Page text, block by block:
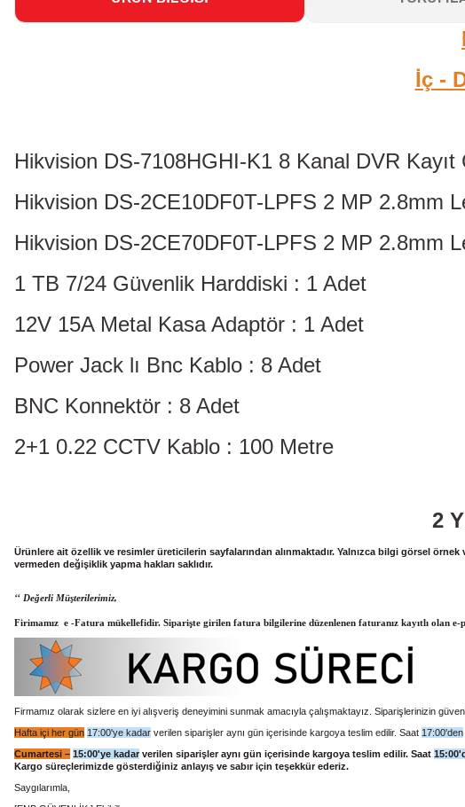
İç -
Hikvision DS-7108HGHI-K1 8 Kanal DVR Kayıt
Hikvision DS-2CE10DF0T-LPFS 2 MP 2.8mm
Hikvision DS-2CE70DF0T-LPFS 2 MP 2.8mm
1 TB 7/24 Güvenlik Harddiski : 1 Adet
12V 15A Metal Kasa Adaptör : 1 Adet
Power Jack lı Bnc Kablo : 8 Adet
BNC Konnektör : 8 Adet
2+1 0.22 CCTV Kablo : 100 Metre
2
Ürünlere ait özellik ve resimler üreticilerin sayfalarından alınmaktadır. Yalnızca bilgi görsel
vermeden değişiklik yapma hakları saklıdır.
‘‘ Değerli Müşterilerimiz,
Firimamız e -Fatura mükellefidir. Siparişte girilen fatura bilgilerine düzenlenen faturanız kayıtlı olan e-
Firmamız olarak sizlere en iyi alışveriş deneyimini sunmak amacıyla çalışmaktayız. Siparişlerinizin
Hafta içi her gün 17:00'ye kadar verilen siparişler aynı gün içerisinde kargoya teslim edilir. Saat 17:00'den
Cumartesi – 15:00'ye kadarverilen siparişler aynı gün içerisinde kargoya teslim edilir. Saat
Kargo süreçlerimizde gösterdiğiniz anlayış ve sabır için teşekkür ederiz.
Saygılarımla,